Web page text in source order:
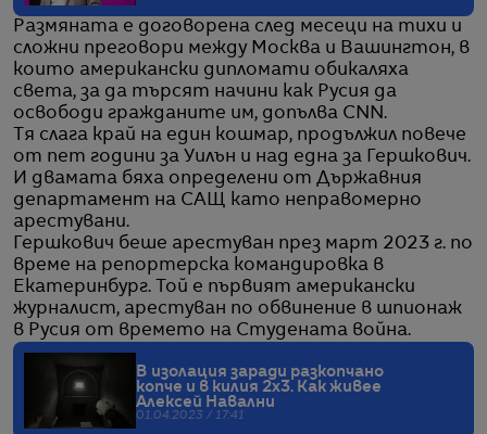
Размяната е договорена след месеци на тихи и
сложни преговори между Москва и Вашингтон, в
които американски дипломати обикаляха
света, за да търсят начини как Русия да
освободи гражданите им, допълва CNN.
Тя слага край на един кошмар, продължил повече
от пет години за Уилън и над една за Гершкович.
И двамата бяха определени от Държавния
департамент на САЩ като неправомерно
арестувани.
Гершкович беше арестуван през март 2023 г. по
време на репортерска командировка в
Екатеринбург. Той е първият американски
журналист, арестуван по обвинение в шпионаж
в Русия от времето на Студената война.
В изолация заради разкопчано
копче и в килия 2x3. Как живее
Алексей Навални
01.04.2023 / 17:41